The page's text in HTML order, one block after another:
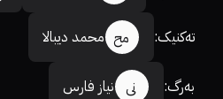
تەکنیک: مح محمد دیبالا
بەرگ: نی نیاز فارس